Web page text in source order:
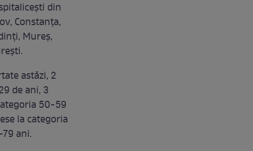
din
Constanța,
Mureș,
astăzi, 2
de ani, 3
50-59
la categoria
ani.